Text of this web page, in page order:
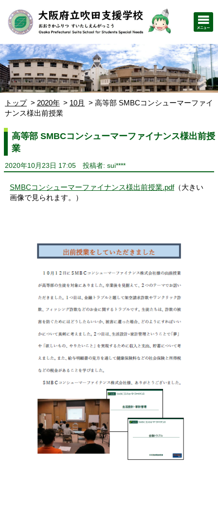
トップ 2020年 10月
高等部 SMBCコンシューマーファイ
ナンス様出前授業
高等部 SMBCコンシューマーファイナンス様出前授
業
2020年10月23日 17:05 投稿者: sui****
SMBCコンシューマーファイナンス様出前授業.pdf（大きい
画像で見られます。）